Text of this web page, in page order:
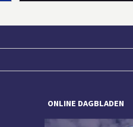
ONLINE DAGBLADEN